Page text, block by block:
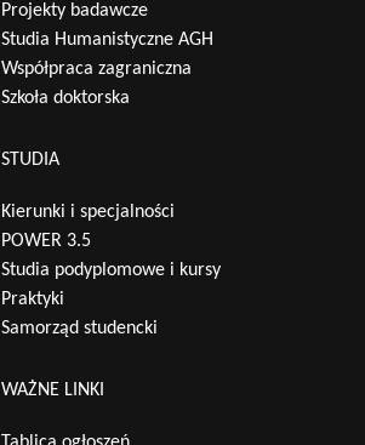
Projekty badawcze
Studia Humanistyczne AGH
Współpraca zagraniczna
Szkoła doktorska
STUDIA
Kierunki i specjalności
POWER 3.5
Studia podyplomowe i kursy
Praktyki
Samorząd studencki
WAŻNE LINKI